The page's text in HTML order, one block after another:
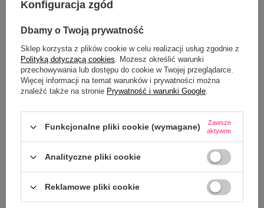
odpowiedzi publikując dla innych.
NAJCZĘŚCIEJ KUPOWANE Z
TYM TOWAREM
35,00 zł
Konfiguracja zgód
Dbamy o Twoją prywatność
Sklep korzysta z plików cookie w celu realizacji usług zgodnie z
Polityką dotyczącą cookies. Możesz określić warunki
przechowywania lub dostępu do cookie w Twojej przeglądarce.
Więcej informacji na temat warunków i prywatności można
znaleźć także na stronie Prywatność i warunki Google.
Funkcjonalne pliki cookie (wymagane)
Zawsze
aktywne
Analityczne pliki cookie
Reklamowe pliki cookie